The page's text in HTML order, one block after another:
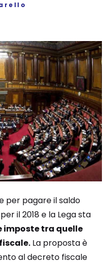
per pagare il saldo
il 2018 e la Lega sta
imposte tra quelle
La proposta è
al decreto fiscale